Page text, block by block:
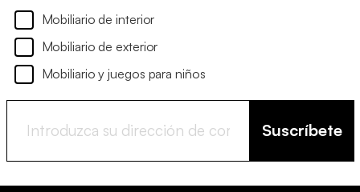
Mobiliario de interior
Mobiliario de exterior
Mobiliario y juegos para niños
Suscríbete